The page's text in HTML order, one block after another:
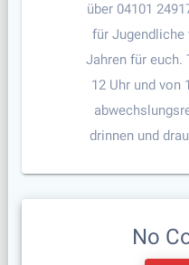
über 04101
für Jugendliche
Jahren für euch.
12 Uhr und von
drinnen und
No